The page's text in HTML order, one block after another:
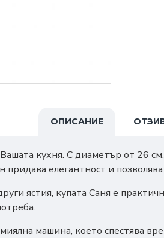
ОПИСАНИЕ
кухня. С диаметър от 26 см,
елегантност и
ястия, купата Саня е
машина, което спестява